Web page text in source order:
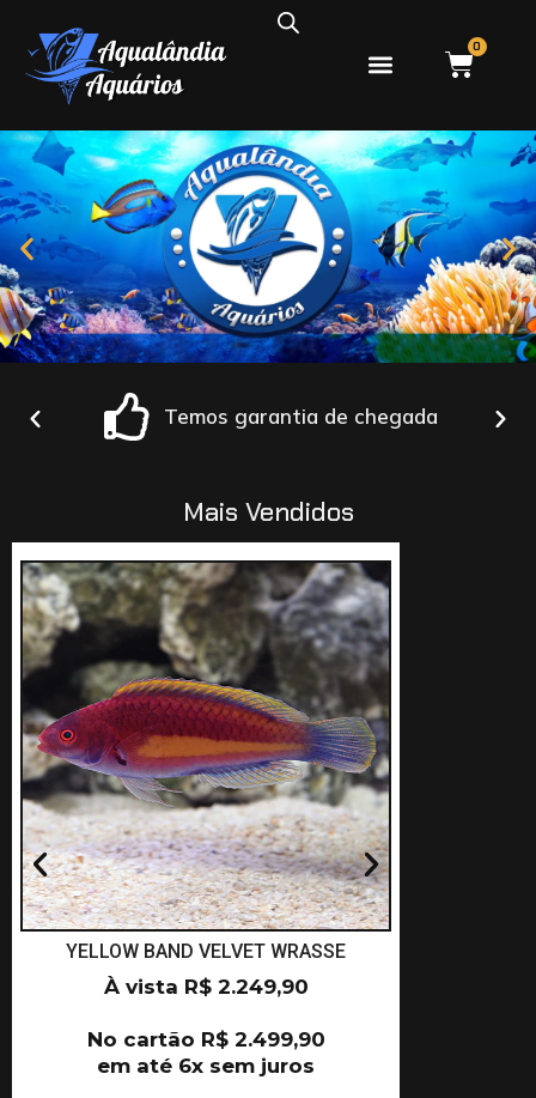
0
Temos garantia de chegada
Mais Vendidos
YELLOW BAND VELVET WRASSE
À vista R$2.249,90
No cartão R$2.499,90
em até 6x sem juros